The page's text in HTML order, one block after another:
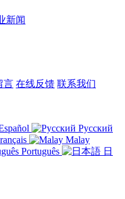
新闻
言 在线反馈 联系我们
Русский
Malay
Português
日